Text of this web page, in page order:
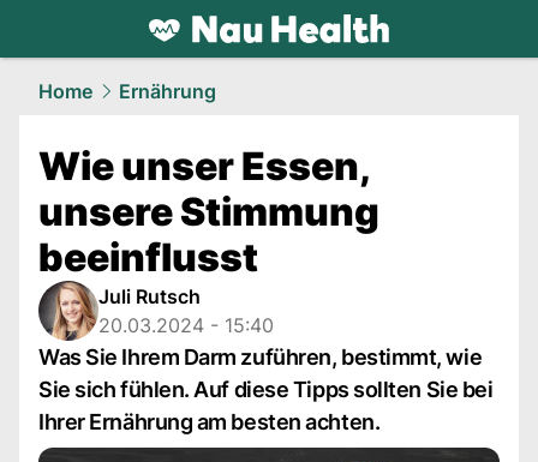
health.NAU.ch
Home Ernährung
Wie unser Essen,
unsere Stimmung
beeinflusst
Juli Rutsch
20.03.2024 - 15:40
Was Sie Ihrem Darm zuführen, bestimmt, wie
Sie sich fühlen. Auf diese Tipps sollten Sie bei
Ihrer Ernährung am besten achten.